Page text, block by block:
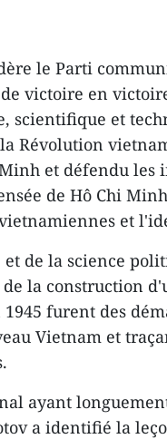
le Parti
victoire en
scientifique et
Révolution
et défendu les
de Hô Chi
et
de la science
la construction
furent des
Vietnam et
ayant
a identifié la